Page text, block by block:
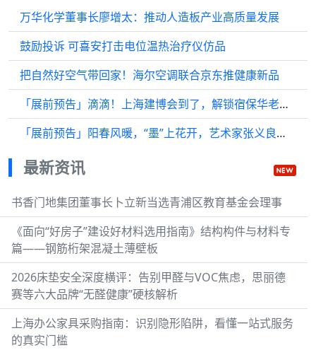
万华化学董事长廖增太：推动人造板产业高质量发展
鼓励投诉 可喜安打击电位温热治疗仪仿品
把自然好空气带回家！海尔空调联合京东推健康新品
「展前预告」滴滴！上海建博会到了，解锁宿保华老师新作体验卡，让灵感冲破局限！
「展前预告」阳春风暖，“墨”上花开，艺术家张义良携新作亮相上海建博会！
最新资讯
书香门地集团董事长卜立新当选青浦区教育基金会理事
《面向“好房子”建设好材料选用指南》结构构件与材料专
篇——钢筋桁架混凝土薄壁板
2026床垫安全深度横评：告别甲醛与VOC焦虑，思丽德
赛等六大品牌“无醛健康”硬核解析
上海办公家具采购指南：识别隐形陷阱，看懂一站式服务
的真实门槛